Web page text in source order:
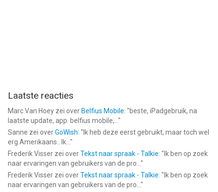
touch met iOS versie 18.0 of hoger, geschikt bevonden voor
gebruikers met leeftijden vanaf4 jaar
Informatie voor Withingsis het laatst vergeleken op 10 Aug om
03:19.
Laatste reacties
Marc Van Hoey zei over Belfius Mobile: "beste, iPadgebruik, na
laatste update, app. belfius mobile,... "
Sanne zei overGoWish: " Ik heb deze eerst gebruikt, maar toch wel
erg Amerikaans.. Ik... "
Frederik Visser zei overTekst naar spraak - Talkie: " Ik ben op zoek
naar ervaringen van gebruikers van de pro... "
Frederik Visser zei overTekst naar spraak - Talkie: " Ik ben op zoek
naar ervaringen van gebruikers van de pro... "